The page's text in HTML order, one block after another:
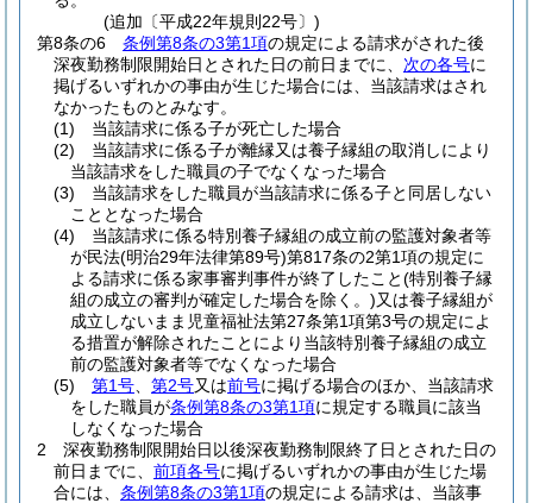
(追加〔平成22年規則22号〕)
第8条の6
条例第8条の3第1項の規定による請求がされた後
深夜勤務制限開始日とされた日の前日までに、 次の各号に
掲げるいずれかの事由が生じた場合には、当該請求はされ
なかったものとみなす。
(1)
当該請求に係る子が死亡した場合
(2)
当該請求に係る子が離縁又は養子縁組の取消しにより
当該請求をした職員の子でなくなった場合
(3)
当該請求をした職員が当該請求に係る子と同居しない
こととなった場合
(4)
当該請求に係る特別養子縁組の成立前の監護対象者等
が民法(明治29年法律第89号)第817条の2第1項の規定に
よる請求に係る家事審判事件が終了したこと(特別養子縁
組の成立の審判が確定した場合を除く。)又は養子縁組が
成立しないまま児童福祉法第27条第1項第3号の規定によ
る措置が解除されたことにより当該特別養子縁組の成立
前の監護対象者等でなくなった場合
(5)
第1号 第2号又は前号に掲げる場合のほか、当該請求
をした職員が条例第8条の3第1項に規定する職員に該当
しなくなった場合
2
深夜勤務制限開始日以後深夜勤務制限終了日とされた日の
前日までに、 前項各号に掲げるいずれかの事由が生じた場
合には、 条例第8条の3第1項の規定による請求は、当該事